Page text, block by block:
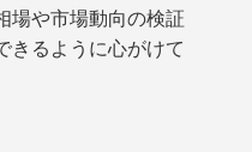
場や市場動向の検証
きるように心がけて